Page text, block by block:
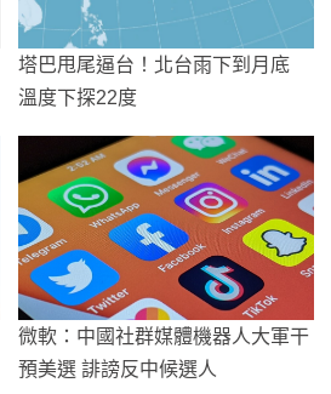
塔巴甩尾逼台！北台雨下到月底
溫度下探22度
微軟：中國社群媒體機器人大軍干
預美選 誹謗反中候選人